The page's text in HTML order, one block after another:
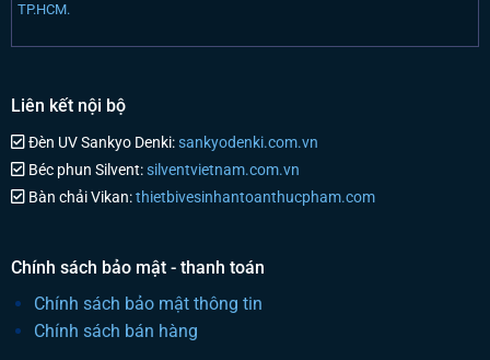
TP.HCM.
Liên kết nội bộ
Đèn UV Sankyo Denki:sankyodenki.com.vn
Béc phun Silvent:silventvietnam.com.vn
Bàn chải Vikan:thietbivesinhantoanthucpham.com
Chính sách bảo mật - thanh toán
Chính sách bảo mật thông tin
Chính sách bán hàng